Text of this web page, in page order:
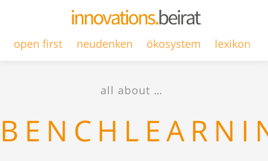
open first neudenken ökosystem lexikon
all about …